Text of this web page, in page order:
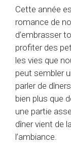
Cette année
romance de
d’embrasser
profiter des
les vies que
peut sembler
parler de
bien plus que
une partie
dîner vient de
l’ambiance.